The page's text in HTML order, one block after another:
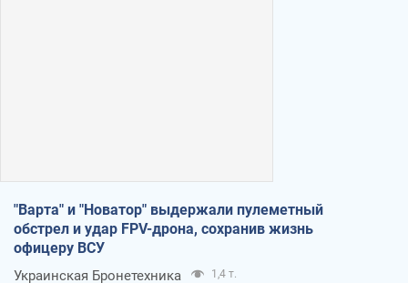
"Варта" и "Новатор" выдержали пулеметный
обстрел и удар FPV-дрона, сохранив жизнь
офицеру ВСУ
Украинская Бронетехника 1,4 т.